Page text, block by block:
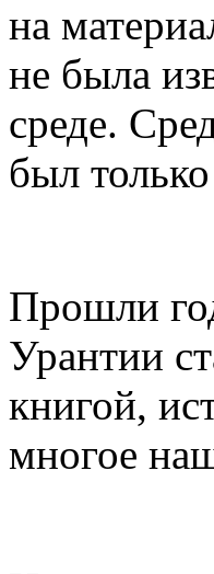
на
не была
среде.
был
Прошли
Урантии
книгой,
многое